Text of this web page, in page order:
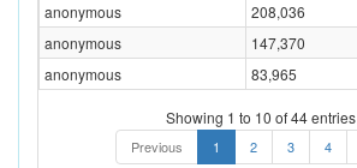
anonymous
208,036
anonymous
147,370
anonymous
83,965
Showing 1 to 10 of 44 entries
Previous 1 2 3 4